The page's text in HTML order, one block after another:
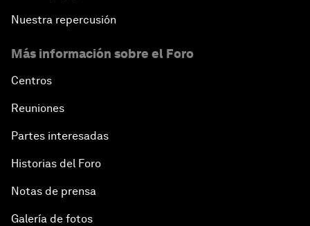
Nuestra repercusión
Más información sobre el Foro
Centros
Reuniones
Partes interesadas
Historias del Foro
Notas de prensa
Galería de fotos